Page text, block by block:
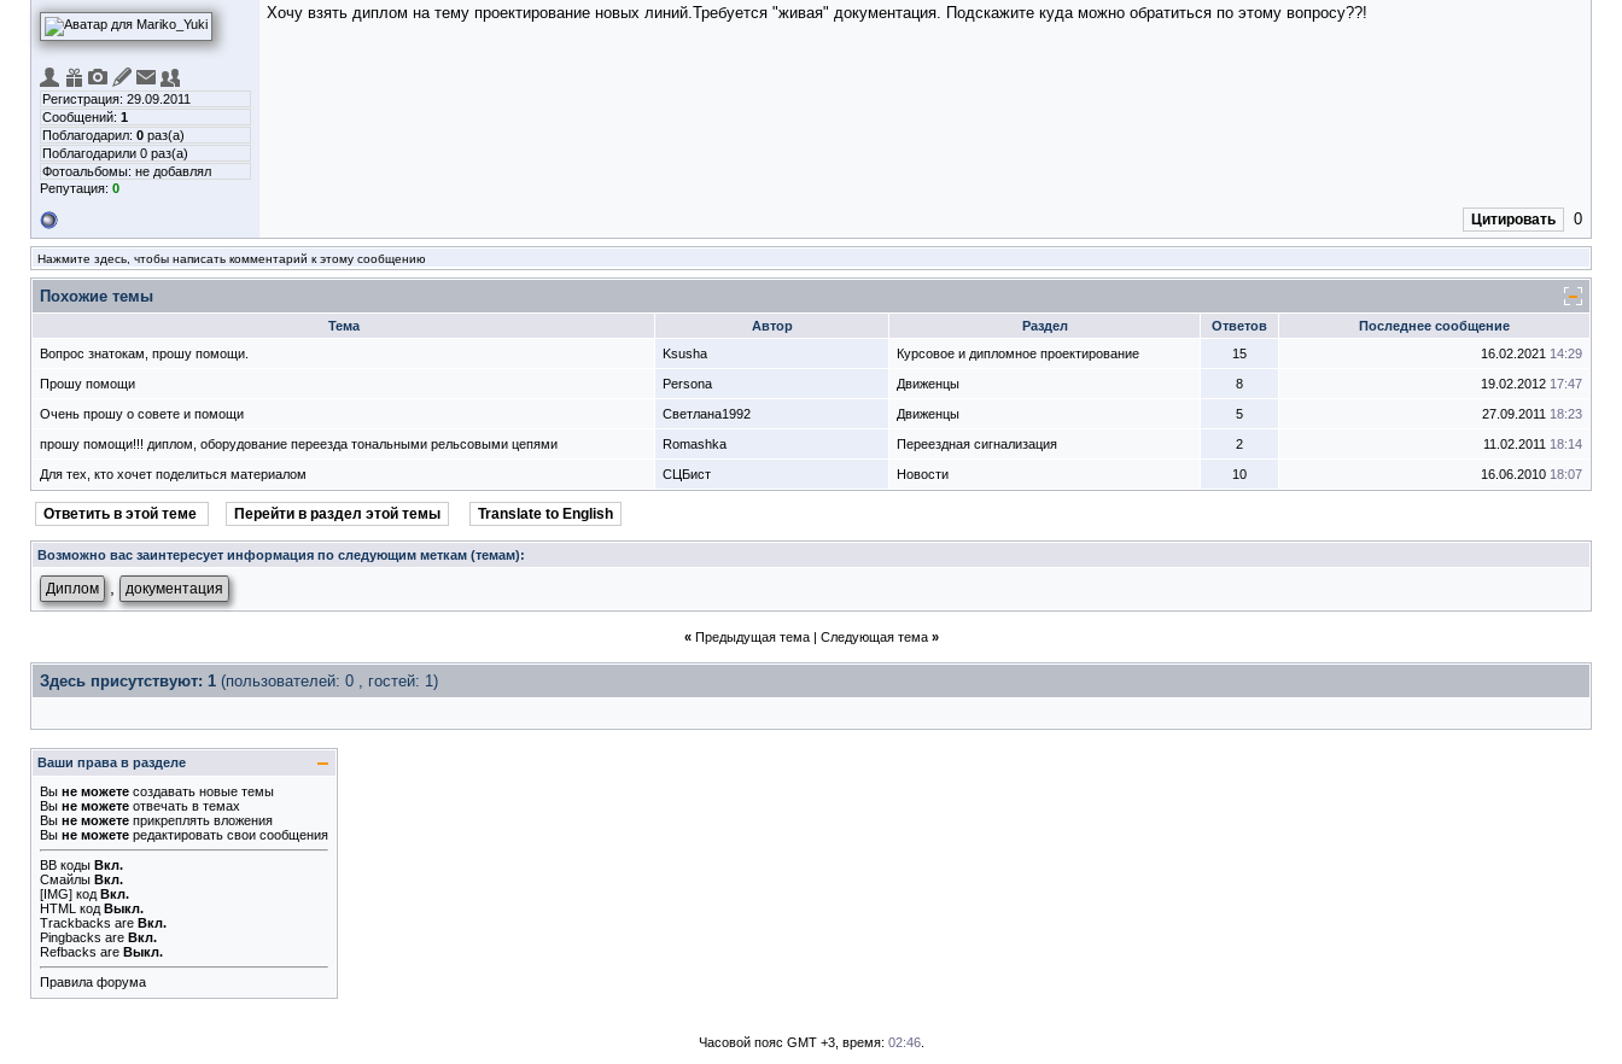
Регистрация: 29.09.2011
Сообщений: 1
Поблагодарил: 0 раз(а)
Поблагодарили 0 раз(а)
Фотоальбомы: не добавлял
Репутация: 0
Хочу взять диплом на тему проектирование новых линий.Требуется "живая" документация. Подскажите куда можно обратиться по этому вопросу??!
Цитировать 0
Нажмите здесь, чтобы написать комментарий к этому сообщению
Похожие темы
Тема Автор Раздел Ответов
Последнее сообщение
Вопрос знатокам, прошу помощи.
Ksusha Курсовое и дипломное проектирование 15 16.02.2021 14:29
Прошу помощи Persona Движенцы 8 19.02.2012 17:47
Очень прошу о совете и помощи Светлана1992 Движенцы 5 27.09.2011 18:23
прошу помощи!!! диплом, оборудование переезда тональными рельсовыми цепями Romashka Переездная сигнализация 2 11.02.2011 18:14
Для тех, кто хочет поделиться материалом СЦБист Новости 10 16.06.2010 18:07
Ответить в этой теме Перейти в раздел этой темы Translate to English
Возможно вас заинтересует информация по следующим меткам (темам):
Диплом документация
« Предыдущая тема| Следующая тема »
Здесь присутствуют: 1 (пользователей: 0 , гостей: 1)
Ваши права в разделе
Вы не можете создавать новые темы
Вы не можете отвечать в темах
Вы не можете прикреплять вложения
Вы не можете редактировать свои сообщения
BB коды Вкл.
Смайлы Вкл.
[IMG] код Вкл.
HTML код Выкл.
Trackbacks are Вкл.
Pingbacks are Вкл.
Refbacks are Выкл.
Правила форума
Часовой пояс GMT +3, время: 02:46.